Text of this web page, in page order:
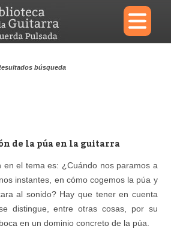
×
Reproductor
búsqueda
de la púa en la guitarra
en el tema es: ¿Cuándo nos paramos a
instantes, en cómo cogemos la púa y
al sonido? Hay que tener en cuenta
distingue, entre otras cosas, por su
en un dominio concreto de la púa.